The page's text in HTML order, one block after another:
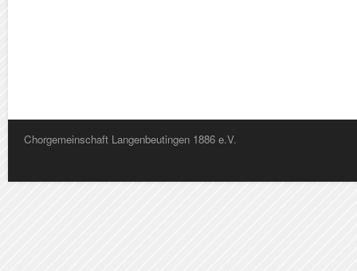
Chorgemeinschaft Langenbeutingen 1886 e.V.